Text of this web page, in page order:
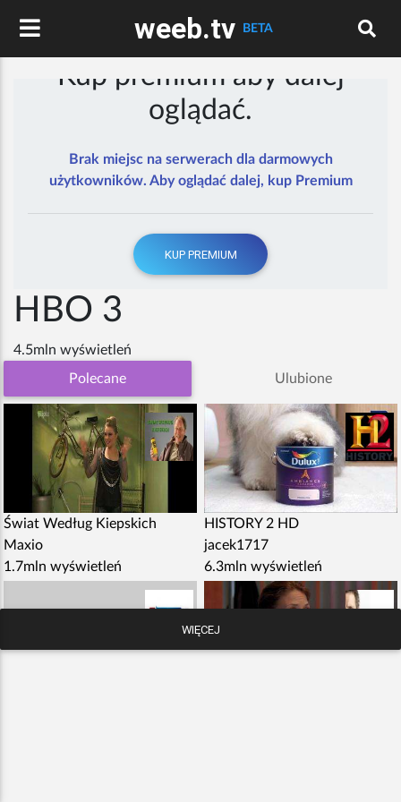
weeb.tv BETA
Kup premium aby dalej
oglądać.
Brak miejsc na serwerach dla darmowych
użytkowników. Aby oglądać dalej, kup Premium
KUP PREMIUM
HBO 3
4.5mln wyświetleń
Polecane
Ulubione
Świat Według Kiepskich
Maxio
1.7mln wyświetleń
HISTORY 2 HD
jacek1717
6.3mln wyświetleń
WIĘCEJ